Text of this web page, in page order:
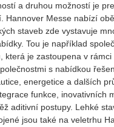
a dru­hou mož­nos­tí je
Han­no­ver Messe na­bí­zí
sta­veb zde vy­sta­vu­je
Tou je na­pří­klad
která je za­stou­pe­na v
s na­bíd­kou
ener­ge­ti­ce a dal­ších
funk­ce, ino­va­tiv­ních
adi­tiv­ní po­stu­py. Lehké
jsou také na ve­letr­hu